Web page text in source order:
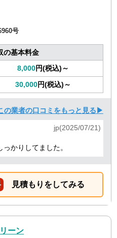
号
の基本料金
8,000円(税込)～
30,000円(税込)～
の業者の口コミをもっと見る▶
jp(2025/07/21)
かりしてました。
見積もりをしてみる
ーン